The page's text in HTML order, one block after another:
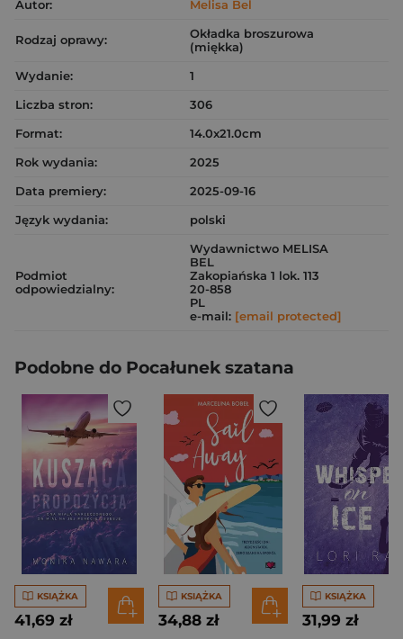
Autor:
Melisa Bel
Rodzaj oprawy:
Okładka broszurowa
(miękka)
Wydanie:
1
Liczba stron:
306
Format:
14.0x21.0cm
Rok wydania:
2025
Data premiery:
2025-09-16
Język wydania:
polski
Podmiot
odpowiedzialny:
Wydawnictwo MELISA
BEL
Zakopiańska 1 lok. 113
20-858
PL
e-mail: [email protected]
Podobne do Pocałunek szatana
KSIĄŻKA
41,69 zł
KSIĄŻKA
34,88 zł
KSIĄŻKA
31,99 zł